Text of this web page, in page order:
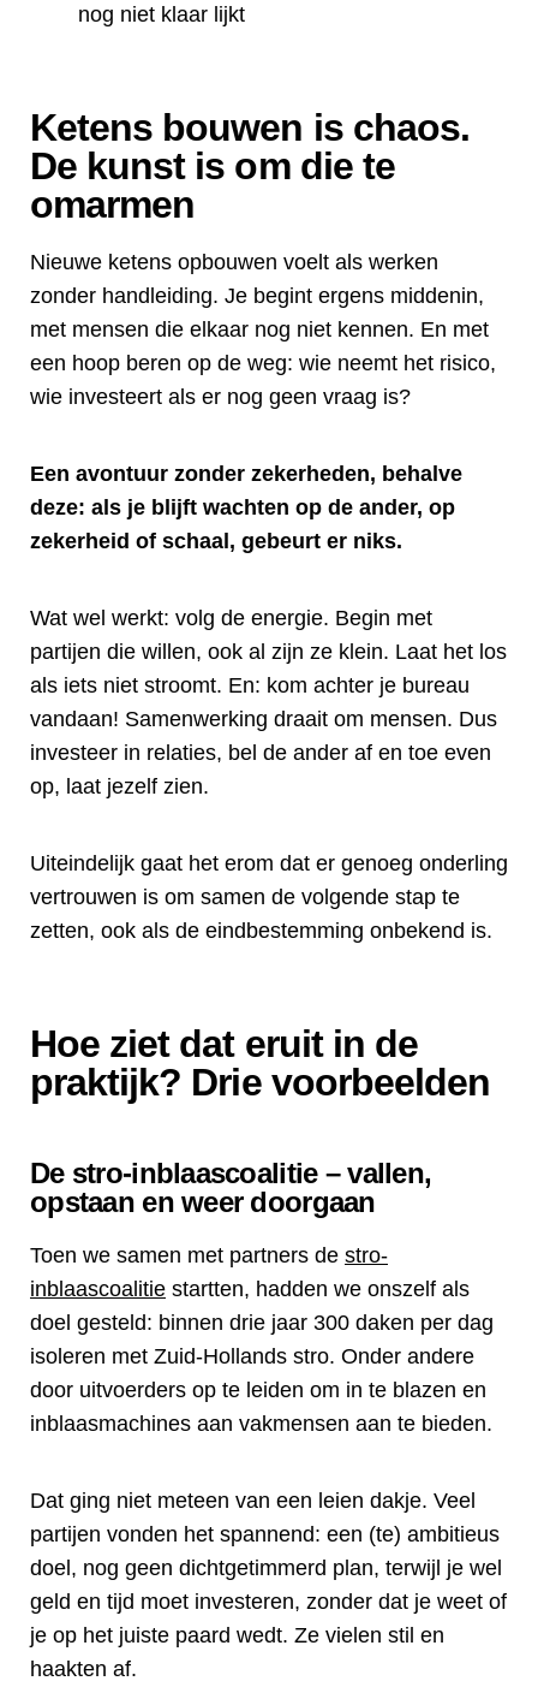
nog niet klaar lijkt
Ketens bouwen is chaos.
De kunst is om die te
omarmen
Nieuwe ketens opbouwen voelt als werken
zonder handleiding. Je begint ergens middenin,
met mensen die elkaar nog niet kennen. En met
een hoop beren op de weg: wie neemt het risico,
wie investeert als er nog geen vraag is?
Een avontuur zonder zekerheden, behalve
deze: als je blijft wachten op de ander, op
zekerheid of schaal, gebeurt er niks.
Wat wel werkt: volg de energie. Begin met
partijen die willen, ook al zijn ze klein. Laat het los
als iets niet stroomt. En: kom achter je bureau
vandaan! Samenwerking draait om mensen. Dus
investeer in relaties, bel de ander af en toe even
op, laat jezelf zien.
Uiteindelijk gaat het erom dat er genoeg onderling
vertrouwen is om samen de volgende stap te
zetten, ook als de eindbestemming onbekend is.
Hoe ziet dat eruit in de
praktijk? Drie voorbeelden
De stro-inblaascoalitie – vallen,
opstaan en weer doorgaan
Toen we samen met partners de stro-
inblaascoalitie startten, hadden we onszelf als
doel gesteld: binnen drie jaar 300 daken per dag
isoleren met Zuid-Hollands stro. Onder andere
door uitvoerders op te leiden om in te blazen en
inblaasmachines aan vakmensen aan te bieden.
Dat ging niet meteen van een leien dakje. Veel
partijen vonden het spannend: een (te) ambitieus
doel, nog geen dichtgetimmerd plan, terwijl je wel
geld en tijd moet investeren, zonder dat je weet of
je op het juiste paard wedt. Ze vielen stil en
haakten af.